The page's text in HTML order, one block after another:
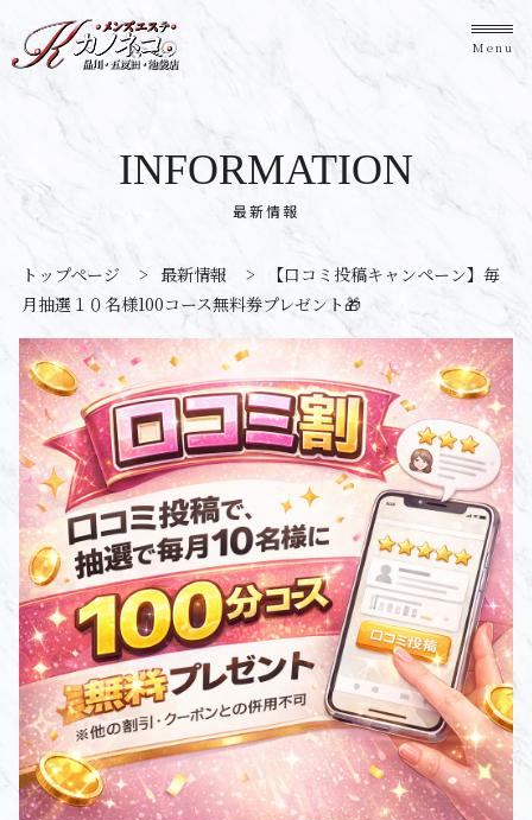
Menu
最新情報
INFORMATION
トップページ > 最新情報 >
【口コミ投稿キャンペーン】毎
月抽選１０名様100コース無料券プレゼント🎁